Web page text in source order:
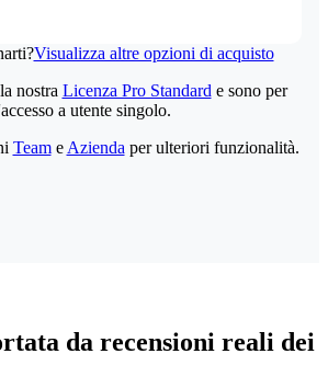
Visualizza altre opzioni di acquisto
nostra Licenza Pro Standard e sono per
a utente singolo.
Teame Azienda per ulteriori funzionalità.
da recensioni reali dei